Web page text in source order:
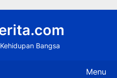
Bangsa
Menu